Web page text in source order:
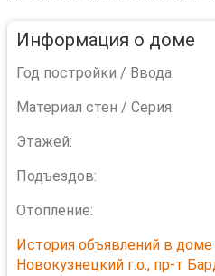
Информация о доме
Год постройки / Ввода:
Материал стен / Серия:
Этажей:
Подъездов:
Отопление:
История объявлений в доме
Новокузнецкий г.о., пр-т